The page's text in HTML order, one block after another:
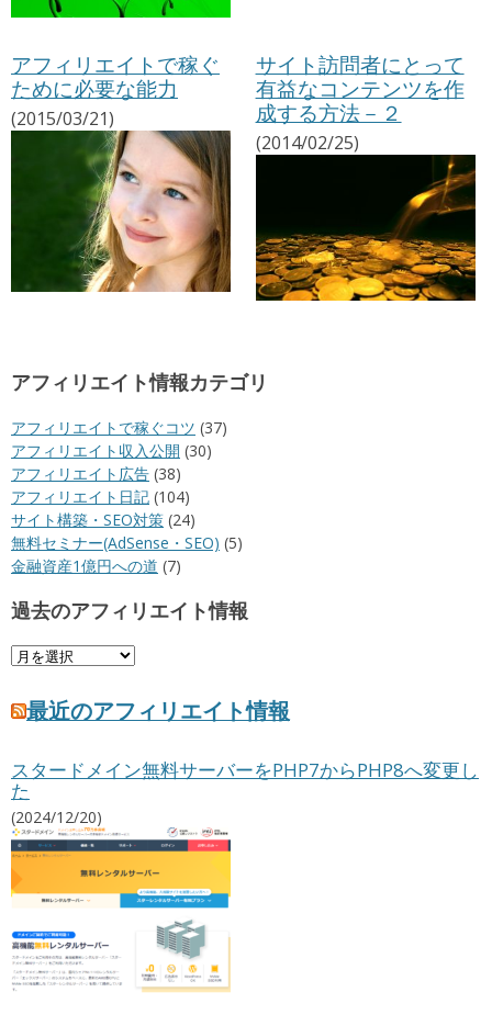
アフィリエイトで稼ぐ
ために必要な能力
(2015/03/21)
サイト訪問者にとって
有益なコンテンツを作
成する方法－２
(2014/02/25)
アフィリエイト情報カテゴリ
アフィリエイトで稼ぐコツ (37)
アフィリエイト収入公開 (30)
アフィリエイト広告 (38)
アフィリエイト日記 (104)
サイト構築・SEO対策 (24)
無料セミナー(AdSense・SEO) (5)
金融資産1億円への道 (7)
過去のアフィリエイト情報
過
の
ア
ィ
リ
エ
イ
ト
情
最近のアフィリエイト情報
スタードメイン無料サーバーをPHP7からPHP8へ変更し
た
(2024/12/20)